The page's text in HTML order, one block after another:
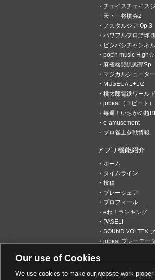
チェイスチェイス
天下一将棋会2
ノスタルジア Op.3
パワフルプロ野球
ビシバシチャンネル
pop'n music
麻雀格闘倶楽部Sp
マジカルシューター
MUSECA 1+1/2
桃太郎電鉄ワールド ～地
jubeat（ユビート）
毎週！いちかの超
e-amusement
プロ雀士参戦情報
アプリ機能紹介
ホーム
タイムライン
投稿
プレーシェア
プロフィール
eね！ランキング
PASELI
SOUND VOLTEX
jubeat プレーデー
サイトマップ お問
Our use of Cookies
We use cookies to make our website work